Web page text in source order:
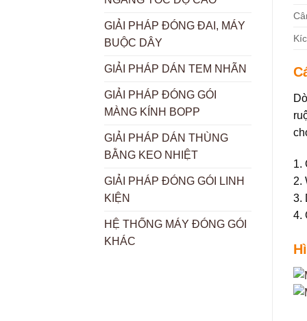
GIẢI PHÁP ĐÓNG ĐAI, MÁY
BUỘC DÂY
GIẢI PHÁP DÁN TEM NHÃN
GIẢI PHÁP ĐÓNG GÓI
MÀNG KÍNH BOPP
GIẢI PHÁP DÁN THÙNG
BẰNG KEO NHIỆT
GIẢI PHÁP ĐÓNG GÓI LINH
KIỆN
HỆ THỐNG MÁY ĐÓNG GÓI
KHÁC
1.
2.
3.
4.